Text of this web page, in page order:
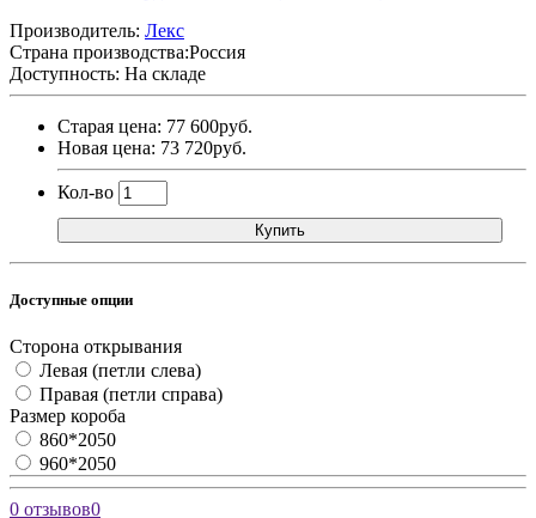
Производитель: Лекс
Страна производства:Россия
Доступность: На складе
Старая цена: 77 600руб.
Новая цена: 73 720руб.
Кол-во
Купить
Доступные опции
Сторона открывания
Левая (петли слева)
Правая (петли справа)
Размер короба
860*2050
960*2050
0 отзывов0